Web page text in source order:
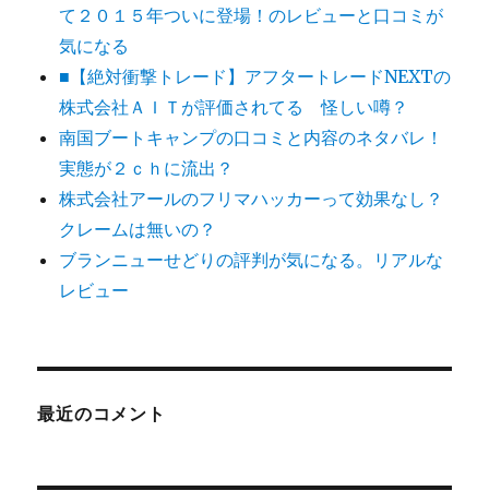
て２０１５年ついに登場！のレビューと口コミが
気になる
■【絶対衝撃トレード】アフタートレードNEXTの
株式会社ＡＩＴが評価されてる 怪しい噂？
南国ブートキャンプの口コミと内容のネタバレ！
実態が２ｃｈに流出？
株式会社アールのフリマハッカーって効果なし？
クレームは無いの？
ブランニューせどりの評判が気になる。リアルな
レビュー
最近のコメント